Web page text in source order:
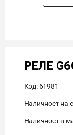
РЕЛЕ
Код: 61981
Наличност на
Наличност в